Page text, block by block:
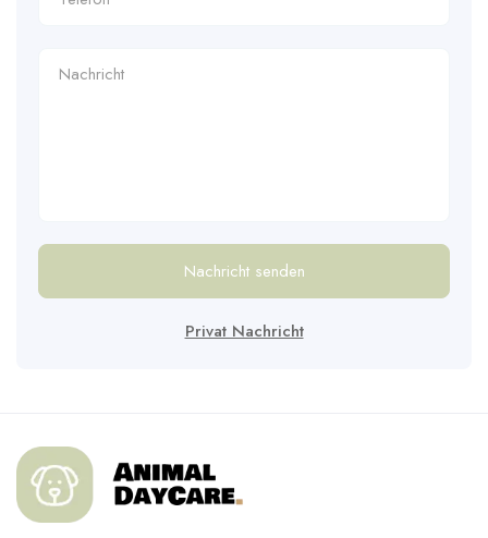
Nachricht senden
Privat Nachricht